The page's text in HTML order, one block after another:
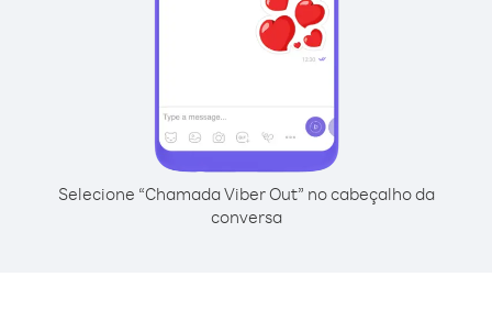
Selecione “Chamada Viber Out” no cabeçalho da
conversa